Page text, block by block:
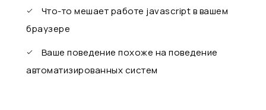
Что-то мешает работе javascript в вашем
браузере
Ваше поведение похоже на поведение
автоматизированных систем